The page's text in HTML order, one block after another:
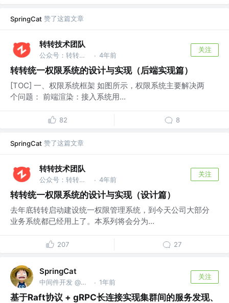
SpringCat 赞了这篇文章
转转技术团队
公众号：转转技术 · 4年前
关注
转转统一权限系统的设计与实现（后端实现篇）
[TOC] 一、权限系统框架 如图所示，权限系统主要解决两
个问题： 前端渲染：接入系统用...
82 8
SpringCat 赞了这篇文章
转转技术团队
公众号：转转技术 · 4年前
关注
转转统一权限系统的设计与实现（设计篇）
去年底转转启动建设统一权限管理系统，到今天公司大部分
业务系统都已经用上了。本系列将会分为...
207 27
SpringCat
中间件开发 @阿里巴巴 · 1年前
关注
基于Raft协议 + gRPC长连接实现集群间的服务发现、